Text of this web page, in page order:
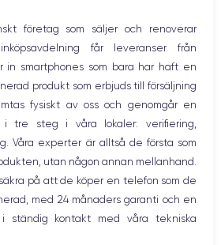
6
Fréq. processeur
2.24 GHz
7 MP
Recharge rapide
Oui, minimum 15W
Dual SIM
företag som säljer och renoverar
får leveranser från
in smartphones som bara har haft en
produkt som erbjuds till försäljning
fysiskt av oss och genomgår en
i tre steg i våra lokaler: verifiering,
Våra experter är alltså de första som
utan någon annan mellanhand.
på att de köper en telefon som de
med 24 månaders garanti och en
ständig kontakt med våra tekniska